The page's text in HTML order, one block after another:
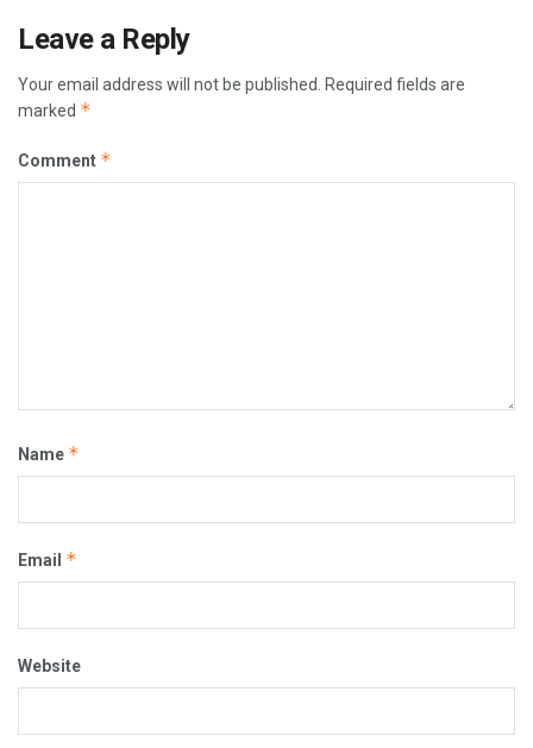
Leave a Reply
Your email address will not be published. Required fields are
marked *
Comment *
Name *
Email *
Website